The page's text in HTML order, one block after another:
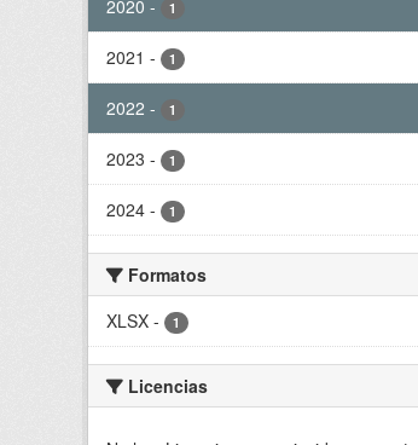
2020 - 1
2021 - 1
2022 - 1
2023 - 1
2024 - 1
Formatos
XLSX - 1
Licencias